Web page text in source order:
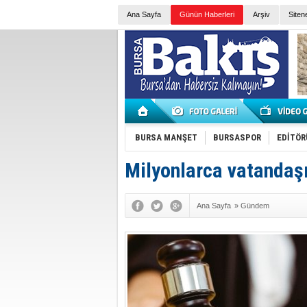
Ana Sayfa Günün Haberleri Arşiv
BURSA MANŞET BURSASPOR
Milyonlarca
Ana Sayfa » Gündem